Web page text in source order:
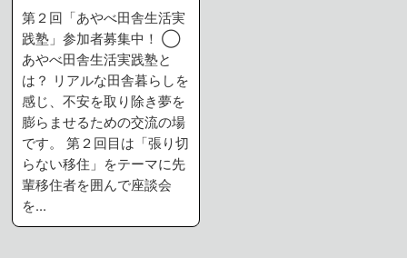
第２回「あやべ田舎生活実
践塾」参加者募集中！ ◯
あやべ田舎生活実践塾と
は？ リアルな田舎暮らしを
感じ、不安を取り除き夢を
膨らませるための交流の場
です。 第２回目は「張り切
らない移住」をテーマに先
輩移住者を囲んで座談会
を…